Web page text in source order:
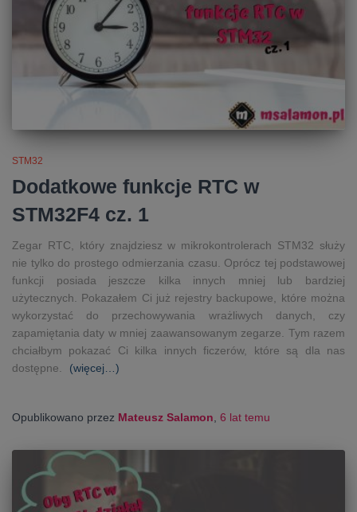
STM32
Dodatkowe funkcje RTC w
STM32F4 cz. 1
Zegar RTC, który znajdziesz w mikrokontrolerach STM32 służy
nie tylko do prostego odmierzania czasu. Oprócz tej podstawowej
funkcji posiada jeszcze kilka innych mniej lub bardziej
użytecznych. Pokazałem Ci już rejestry backupowe, które można
wykorzystać do przechowywania wrażliwych danych, czy
zapamiętania daty w mniej zaawansowanym zegarze. Tym razem
chciałbym pokazać Ci kilka innych ficzerów, które są dla nas
dostępne.
(więcej…)
Opublikowano przez Mateusz Salamon 6 lat temu